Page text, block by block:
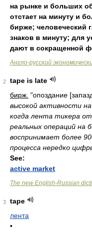
на рынке и больших
отстает на минуту и
бирже; человеческий
знаков в минуту; для
дают в сокращенной
Англо-русский
2
tape is late
бирж. "опоздание
высокой активности
когда лента тикера
реальных операций на
воспринимает более
процесса нередко
See:
active market
The new English-Russian
3
tape
лента
•